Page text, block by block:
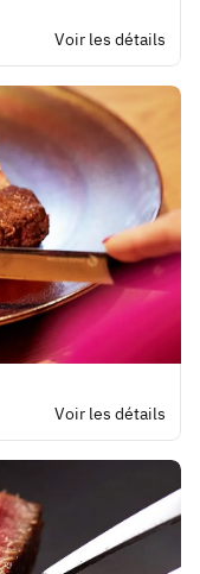
Voir les détails
Voir les détails